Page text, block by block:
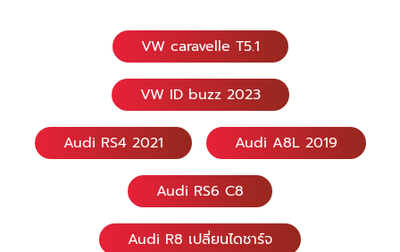
VW caravelle T5.1
VW ID buzz 2023
Audi RS4 2021 Audi A8L 2019
Audi RS6 C8
Audi R8 เปลี่ยนไดชาร์จ